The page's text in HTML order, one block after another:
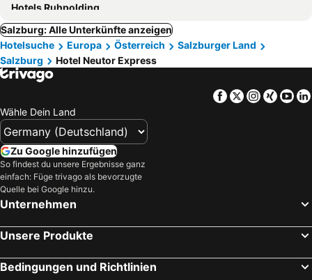
Hotels Ruhpolding
Salzburg: Alle Unterkünfte anzeigen
Hotelsuche
Europa Österreich
Salzburger Land
Salzburg
Hotel Neutor Express
Facebook
TwitterXing
Wähle Dein Land
Zu Google hinzufügen
So findest du unsere Ergebnisse ganz
einfach: Füge trivago als bevorzugte
Quelle bei Google hinzu.
Unternehmen
Unsere Produkte
Bedingungen und Richtlinien